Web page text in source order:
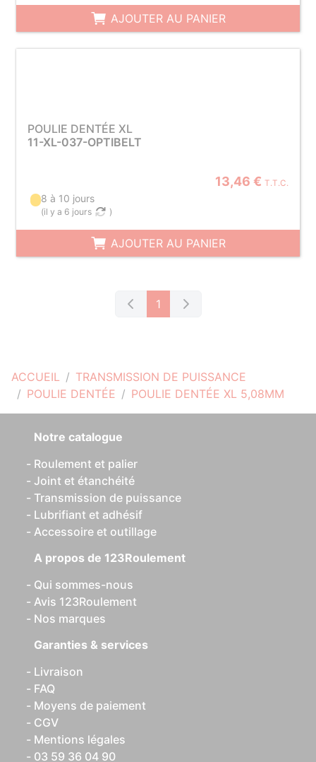
ACCUEIL
TRANSMISSION DE PUISSANCE
POULIE DENTÉE
POULIE DENTÉE XL 5,08MM
AJOUTER AU PANIER
POULIE DENTÉE XL
11-XL-037-OPTIBELT
13,46 € T.T.C.
8 à 10 jours
(il y a 6 jours )
AJOUTER AU PANIER
1
Notre catalogue
Roulement et palier
Joint et étanchéité
Transmission de puissance
Lubrifiant et adhésif
Accessoire et outillage
A propos de 123Roulement
Qui sommes-nous
Avis 123Roulement
Nos marques
Garanties & services
Livraison
FAQ
Moyens de paiement
CGV
Mentions légales
03 59 36 04 90